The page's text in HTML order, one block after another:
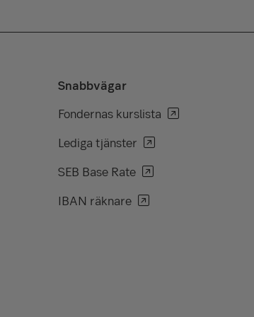
Snabbvägar
Fondernas kurslista
Lediga tjänster
SEB Base Rate
IBAN räknare